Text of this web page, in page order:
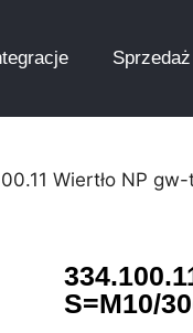
Sprzedaż
Wiertło NP
S=M10/